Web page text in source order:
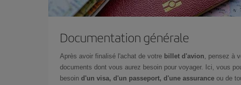
Documentation générale
Après avoir finalisé l'achat de votre billet d'avion, pensez à
documents dont vous aurez besoin pour voyager. Ici, vous
besoin d'un visa, d'un passeport, d'une assurance ou de